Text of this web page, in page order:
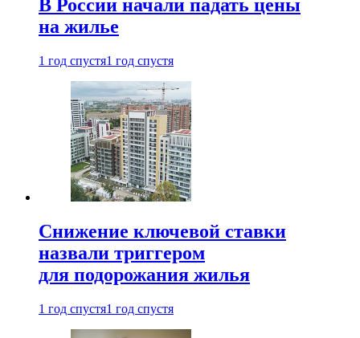
В России начали падать цены
на жилье
1 год спустя1 год спустя
Снижение ключевой ставки
назвали триггером
для подорожания жилья
1 год спустя1 год спустя